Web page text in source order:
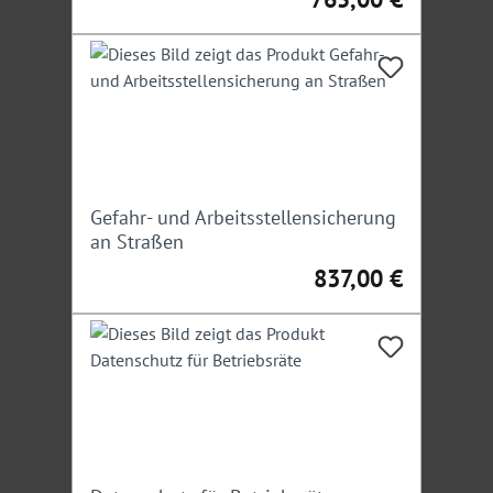
Ein Teilnehmer darf nicht angemeldeten
Personen das Mitteilnehmen nicht ermöglichen.
Gefahr- und Arbeitsstellensicherung
an Straßen
Regulärer Preis:
837,00 €